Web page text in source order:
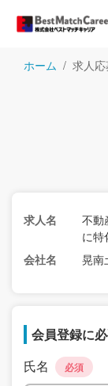
ホーム 求人応
求人名
不動
に特
会社名
晃南
会員登録に
氏名
必須